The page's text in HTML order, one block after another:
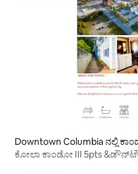
Downtown Columbia ನಲ್ಲಿ
ಕೋಲಾ ಕಾಂಡೋ III 5pts